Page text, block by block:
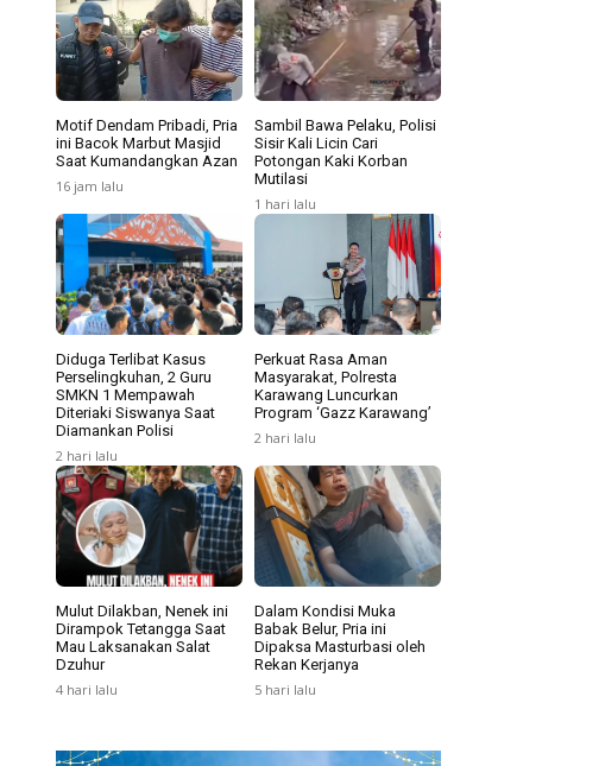
Motif Dendam Pribadi, Pria
ini Bacok Marbut Masjid
Saat Kumandangkan Azan
16 jam lalu
Sambil Bawa Pelaku, Polisi
Sisir Kali Licin Cari
Potongan Kaki Korban
Mutilasi
1 hari lalu
Diduga Terlibat Kasus
Perselingkuhan, 2 Guru
SMKN 1 Mempawah
Diteriaki Siswanya Saat
Diamankan Polisi
2 hari lalu
Perkuat Rasa Aman
Masyarakat, Polresta
Karawang Luncurkan
Program ‘Gazz Karawang’
2 hari lalu
Mulut Dilakban, Nenek ini
Dirampok Tetangga Saat
Mau Laksanakan Salat
Dzuhur
4 hari lalu
Dalam Kondisi Muka
Babak Belur, Pria ini
Dipaksa Masturbasi oleh
Rekan Kerjanya
5 hari lalu